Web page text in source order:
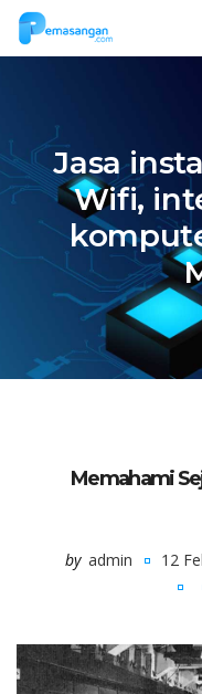
Jasa
Wifi,
Memahami
by admin 12